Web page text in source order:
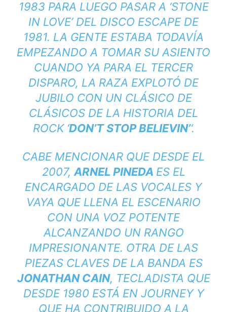
1983 PARA LUEGO PASAR A ‘STONE
IN LOVE’ DEL DISCO ESCAPE DE
1981. LA GENTE ESTABA TODAVÍA
EMPEZANDO A TOMAR SU ASIENTO
CUANDO YA PARA EL TERCER
DISPARO, LA RAZA EXPLOTÓ DE
JUBILO CON UN CLÁSICO DE
CLÁSICOS DE LA HISTORIA DEL
ROCK ‘DON’T STOP BELIEVIN’‘.
CABE MENCIONAR QUE DESDE EL
2007,ARNEL PINEDA ES EL
ENCARGADO DE LAS VOCALES Y
VAYA QUE LLENA EL ESCENARIO
CON UNA VOZ POTENTE
ALCANZANDO UN RANGO
IMPRESIONANTE. OTRA DE LAS
PIEZAS CLAVES DE LA BANDA ES
JONATHAN CAIN, TECLADISTA QUE
DESDE 1980 ESTÁ EN JOURNEY Y
QUE HA CONTRIBUIDO A LA